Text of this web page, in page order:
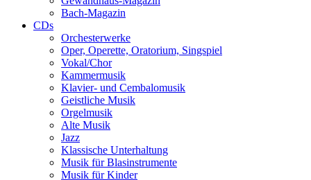
Bach-Magazin
CDs
Orchesterwerke
Oper, Operette, Oratorium, Singspiel
Vokal/Chor
Kammermusik
Klavier- und Cembalomusik
Geistliche Musik
Orgelmusik
Alte Musik
Jazz
Klassische Unterhaltung
Musik für Blasinstrumente
Musik für Kinder